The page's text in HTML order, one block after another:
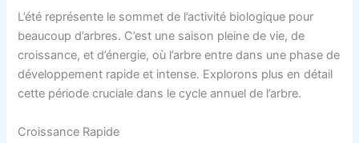
L’été représente le sommet de l’activité biologique pour
beaucoup d’arbres. C’est une saison pleine de vie, de
croissance, et d’énergie, où l’arbre entre dans une phase de
développement rapide et intense. Explorons plus en détail
cette période cruciale dans le cycle annuel de l’arbre.
Croissance Rapide